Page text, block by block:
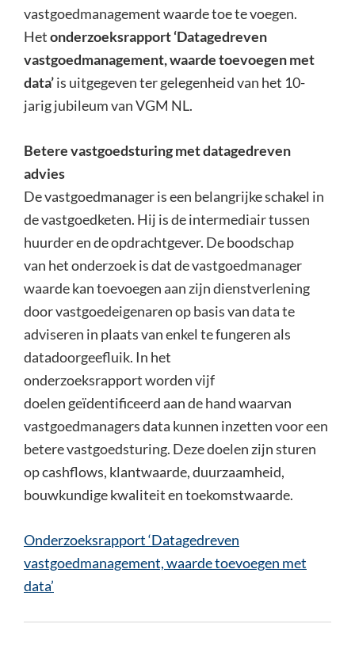
vastgoedmanagement waarde toe te voegen.
Hetonderzoeksrapport ‘Datagedreven
vastgoedmanagement, waarde toevoegen met
data’is uitgegeven ter gelegenheid van het 10-
jarig jubileum van VGM NL.
Betere vastgoedsturing met datagedreven
advies
De vastgoedmanager is een belangrijke schakel in
de vastgoedketen. Hij is de intermediair tussen
huurder en de opdrachtgever. De boodschap
van het onderzoek is dat de vastgoedmanager
waarde kan toevoegen aan zijn dienstverlening
door vastgoedeigenaren op basis van data te
adviseren in plaats van enkel te fungeren als
datadoorgeefluik. In het
onderzoeksrapport worden vijf
doelen geïdentificeerd aan de hand waarvan
vastgoedmanagers data kunnen inzetten voor een
betere vastgoedsturing. Deze doelen zijn sturen
op cashflows, klantwaarde, duurzaamheid,
bouwkundige kwaliteit en toekomstwaarde.
Onderzoeksrapport ‘Datagedreven
vastgoedmanagement, waarde toevoegen met
data’